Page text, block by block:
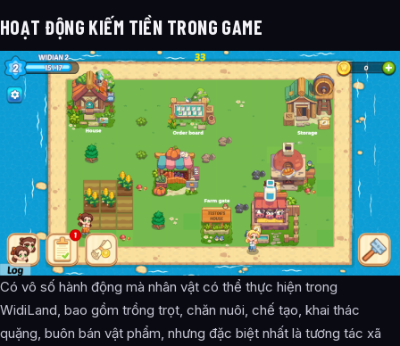
HOẠT ĐỘNG KIẾM TIỀN TRONG GAME
Có vô số hành động mà nhân vật có thể thực hiện trong
WidiLand, bao gồm trồng trọt, chăn nuôi, chế tạo, khai thác
quặng, buôn bán vật phẩm, nhưng đặc biệt nhất là tương tác xã